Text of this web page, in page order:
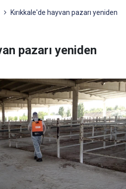
Kırıkkale'de hayvan pazarı yeniden
pazarı yeniden